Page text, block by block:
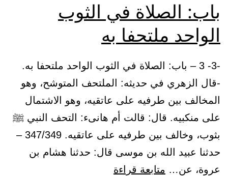
باب: الصلاة في الثوب
الواحد ملتحفا به
-3- 3 – باب: الصلاة في الثوب الواحد ملتحفا به.
-قال الزهري في حديثه: الملتحف المتوشح، وهو
المخالف بين طرفيه على عاتقيه، وهو الاشتمال
على منكبيه. قال: قالت أم هانىء: التحف النبي ﷺ
بثوب، وخالف بين طرفيه على عاتقيه. 347/349 –
حدثنا عبيد الله بن موسى قال: حدثنا هشام بن
عروة، عن… متابعة قراءة